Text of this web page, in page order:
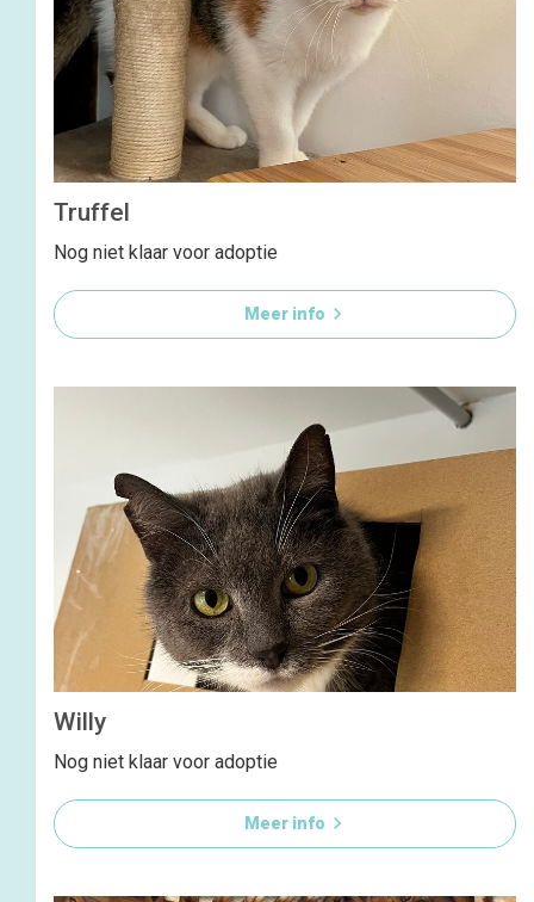
Truffel
Nog niet klaar voor adoptie
Meer info 
Willy
Nog niet klaar voor adoptie
Meer info 